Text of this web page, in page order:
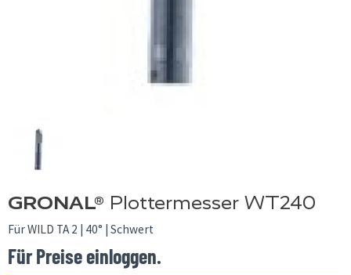
GRONAL® Plottermesser WT240
Für WILD TA 2 | 40° | Schwert
Für Preise einloggen.